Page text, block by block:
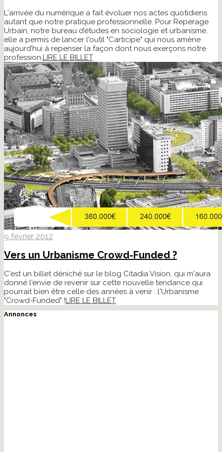
L'arrivée du numérique a fait évoluer nos actes quotidiens
autant que notre pratique professionnelle. Pour Repérage
Urbain, notre bureau d’études en sociologie et urbanisme,
elle a permis de lancer l'outil "Carticipe" qui nous amène
aujourd’hui à repenser la façon dont nous exerçons notre
profession. LIRE LE BILLET
9 février 2012
Vers un Urbanisme Crowd-Funded ?
C'est un billet déniché sur le blog Citadia Vision, qui m'aura
donné l'envie de revenir sur cette nouvelle tendance qui
pourrait bien être celle des années à venir : l'Urbanisme
"Crowd-Funded" !LIRE LE BILLET
Annonces